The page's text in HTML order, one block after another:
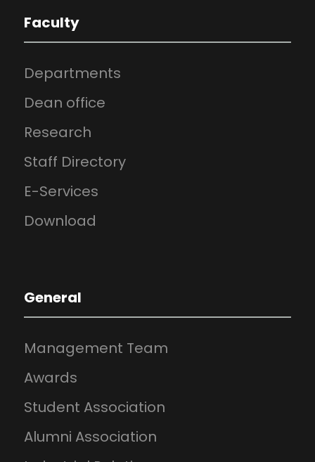
Faculty
Departments
Dean office
Research
Staff Directory
E-Services
Download
General
Management Team
Awards
Student Association
Alumni Association